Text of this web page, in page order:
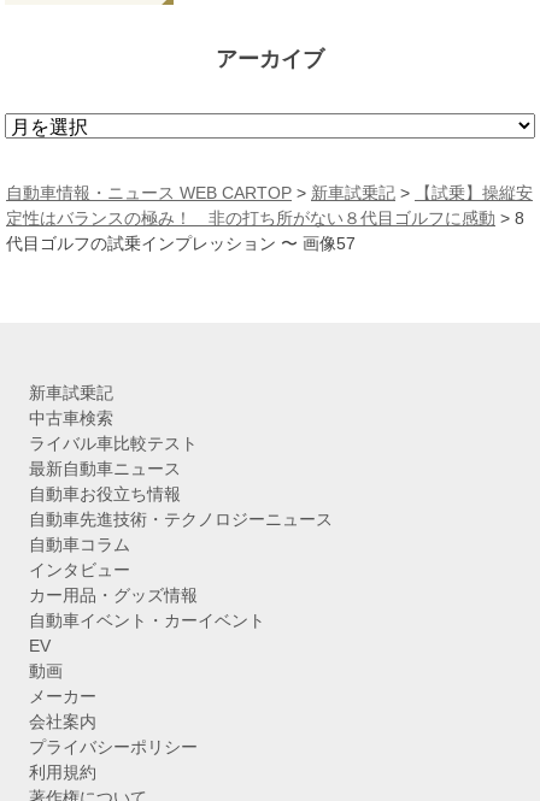
アーカイブ
ア
カ
イ
ブ
自動車情報・ニュース WEB CARTOP > 新車試乗記 >
【試乗】操縦安
定性はバランスの極み！ 非の打ち所がない８代目ゴルフに感動 > 8
代目ゴルフの試乗インプレッション 〜 画像57
新車試乗記
中古車検索
ライバル車比較テスト
最新自動車ニュース
自動車お役立ち情報
自動車先進技術・テクノロジーニュース
自動車コラム
インタビュー
カー用品・グッズ情報
自動車イベント・カーイベント
EV
動画
メーカー
会社案内
プライバシーポリシー
利用規約